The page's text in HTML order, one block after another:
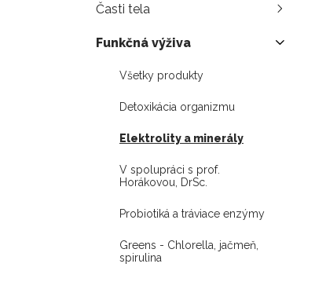
Časti tela
Funkčná výživa
Všetky produkty
Detoxikácia organizmu
Elektrolity a minerály
V spolupráci s prof.
Horákovou, DrSc.
Probiotiká a tráviace enzýmy
Greens - Chlorella, jačmeň,
spirulina